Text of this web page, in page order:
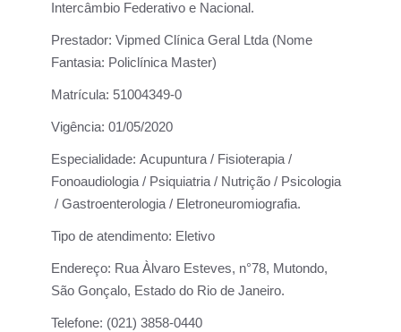
Intercâmbio Federativo e Nacional.
Prestador: Vipmed Clínica Geral Ltda (Nome
Fantasia: Policlínica Master)
Matrícula: 51004349-0
Vigência: 01/05/2020
Especialidade: Acupuntura / Fisioterapia /
Fonoaudiologia / Psiquiatria / Nutrição / Psicologia
/ Gastroenterologia / Eletroneuromiografia.
Tipo de atendimento: Eletivo
Endereço: Rua Àlvaro Esteves, n°78, Mutondo,
São Gonçalo, Estado do Rio de Janeiro.
Telefone: (021) 3858-0440